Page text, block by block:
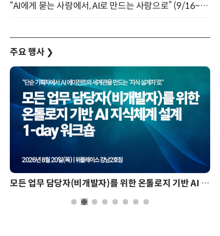
“AI에게 묻는 사람에서, AI로 만드는 사람으로” (9/16~17)
주요 행사 ❯
모든 업무 담당자(비개발자)를 위한 온톨로지 기반 AI 지식체계 설계 1-day 워크숍